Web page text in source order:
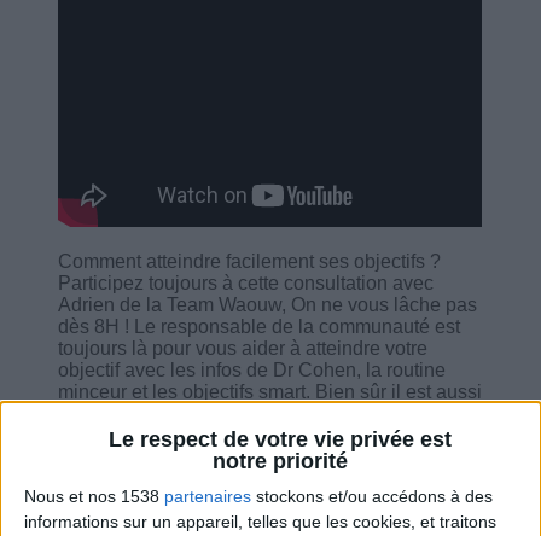
Le respect de votre vie privée est
notre priorité
Nous et nos 1538 partenaires stockons et/ou accédons à des
informations sur un appareil, telles que les cookies, et traitons
Comment atteindre facilement ses objectifs ?
Participez toujours à cette consultation avec
Adrien de la Team Waouw, On ne vous lâche pas
dès 8H ! Le responsable de la communauté est
toujours là pour vous aider à atteindre votre
objectif avec les infos de Dr Cohen, la routine
minceur et les objectifs smart. Bien sûr il est aussi
motivation reste intacte et pour répondre à toutes
vos questions.